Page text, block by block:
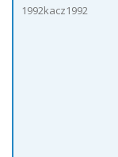
1992kacz1992